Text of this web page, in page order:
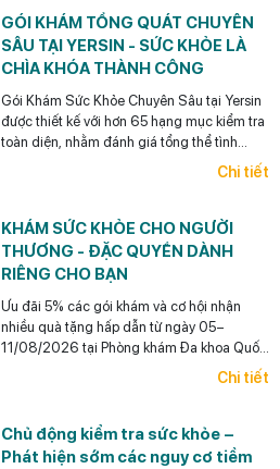
GÓI KHÁM TỔNG QUÁT CHUYÊN
SÂU TẠI YERSIN - SỨC KHỎE LÀ
CHÌA KHÓA THÀNH CÔNG
Gói Khám Sức Khỏe Chuyên Sâu tại Yersin
được thiết kế với hơn 65 hạng mục kiểm tra
toàn diện, nhằm đánh giá tổng thể tình
trạng sức khỏe, phù hợp cho các nhà quản
Chi tiết
KHÁM SỨC KHỎE CHO NGƯỜI
THƯƠNG - ĐẶC QUYỀN DÀNH
RIÊNG CHO BẠN
Ưu đãi 5% các gói khám và cơ hội nhận
nhiều quà tặng hấp dẫn từ ngày 05–
11/08/2026 tại Phòng khám Đa khoa Quốc
Chi tiết
Chủ động kiểm tra sức khỏe –
Phát hiện sớm các nguy cơ tiềm